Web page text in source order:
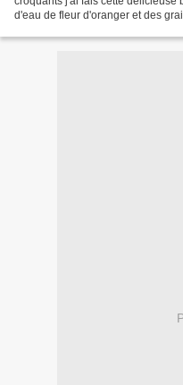
d'eau de fleur d'oranger et des